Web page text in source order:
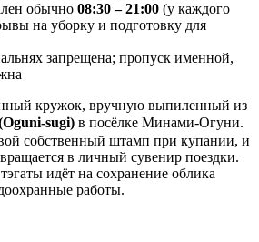
обычно 08:30 – 21:00 (у каждого
на уборку и подготовку для
запрещена; пропуск именной,
кружок, вручную выпиленный из
sugi) в посёлке Минами-Огуни.
собственный штамп при купании, и
в личный сувенир поездки.
идёт на сохранение облика
работы.